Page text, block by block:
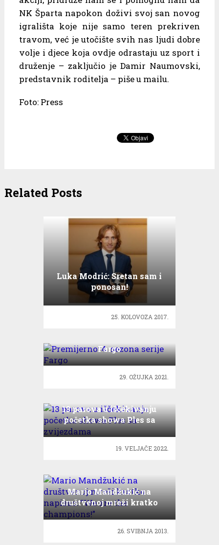
NK Šparta napokon doživi svoj san novog
igrališta koje nije samo teren prekriven
travom, već je utočište svih nas ljudi dobre
volje i djece koja ovdje odrastaju uz sport i
druženje – zaključio je Damir Naumovski,
predstavnik roditelja – piše u mailu.
Foto: Press
Related Posts
Luka Modrić: Sretan sam i
ponosan!
25. KOLOVOZA 2017.
Fargo
29. OŽUJKA 2021.
13 parova u iščekivanju
početka showa Ples sa
zvijezdama
19. VELJAČE 2022.
Mario Mandžukić na
društvenoj mreži kratko
napisao: “We are the
26. SVIBNJA 2013.